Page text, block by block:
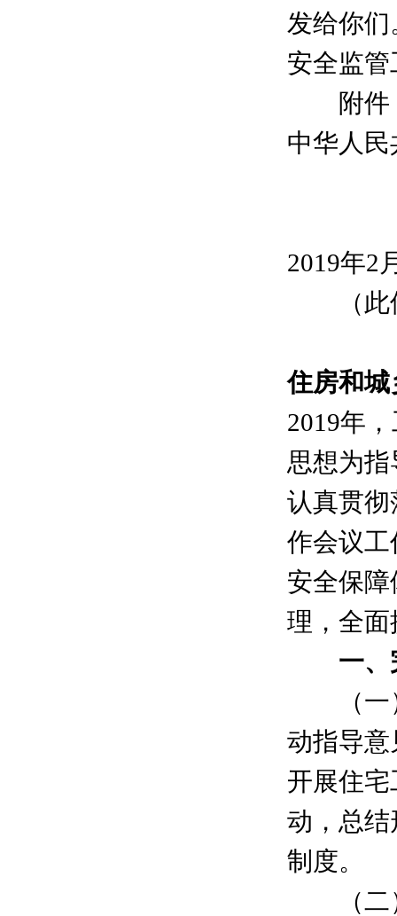
发给你
安全监
附件：
中华人
2019年2
（此
住房和城
2019年
思想为
认真贯
作会议
安全保
理，全
一、完
（一）
动指导
开展住
动，总
制度。
（二）